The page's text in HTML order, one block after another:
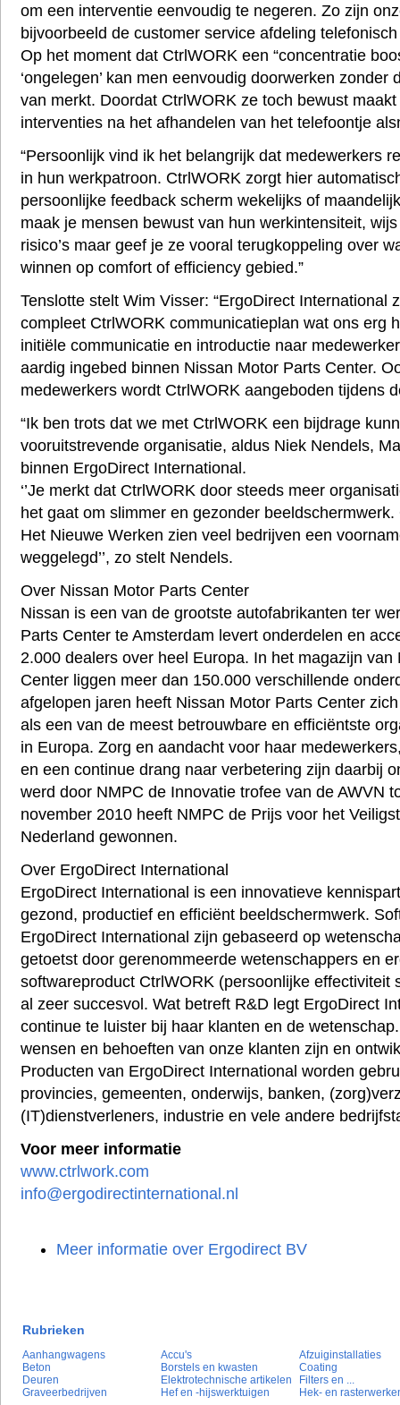
om een interventie eenvoudig te negeren. Zo zijn
bijvoorbeeld de customer service afdeling
Op het moment dat CtrlWORK een “concentratie
‘ongelegen’ kan men eenvoudig doorwerken zonder
van merkt. Doordat CtrlWORK ze toch bewust
interventies na het afhandelen van het telefoontje
“Persoonlijk vind ik het belangrijk dat medewerkers
in hun werkpatroon. CtrlWORK zorgt hier
persoonlijke feedback scherm wekelijks of
maak je mensen bewust van hun werkintensiteit,
risico’s maar geef je ze vooral terugkoppeling over
winnen op comfort of efficiency gebied.”
Tenslotte stelt Wim Visser: “ErgoDirect International
compleet CtrlWORK communicatieplan wat ons erg
initiële communicatie en introductie naar
aardig ingebed binnen Nissan Motor Parts Center.
medewerkers wordt CtrlWORK aangeboden tijdens
“Ik ben trots dat we met CtrlWORK een bijdrage
vooruitstrevende organisatie, aldus Niek Nendels,
binnen ErgoDirect International.
‘’Je merkt dat CtrlWORK door steeds meer
het gaat om slimmer en gezonder
Het Nieuwe Werken zien veel bedrijven een
weggelegd’’, zo stelt Nendels.
Over Nissan Motor Parts Center
Nissan is een van de grootste autofabrikanten ter
Parts Center te Amsterdam levert onderdelen en
2.000 dealers over heel Europa. In het magazijn van
Center liggen meer dan 150.000 verschillende
afgelopen jaren heeft Nissan Motor Parts Center
als een van de meest betrouwbare en efficiëntste
in Europa. Zorg en aandacht voor haar
en een continue drang naar verbetering zijn daarbij
werd door NMPC de Innovatie trofee van de AWVN
november 2010 heeft NMPC de Prijs voor het
Nederland gewonnen.
Over ErgoDirect International
ErgoDirect International is een innovatieve
gezond, productief en efficiënt beeldschermwerk.
ErgoDirect International zijn gebaseerd op
getoetst door gerenommeerde wetenschappers en
softwareproduct CtrlWORK (persoonlijke effectiviteit
al zeer succesvol. Wat betreft R&D legt ErgoDirect
continue te luister bij haar klanten en de
wensen en behoeften van onze klanten zijn en
Producten van ErgoDirect International worden
provincies, gemeenten, onderwijs, banken,
(IT)dienstverleners, industrie en vele andere
Voor meer informatie
www.ctrlwork.com
info@ergodirectinternational.nl
Meer informatie over Ergodirect BV
Rubrieken
Aanhangwagens Accu's
Afzuiginstallaties
Beton
Borstels en kwasten
Coating
Deuren
Elektrotechnische artikelen
Filters en ...
Graveerbedrijven
Hef en -hijswerktuigen Hek- en